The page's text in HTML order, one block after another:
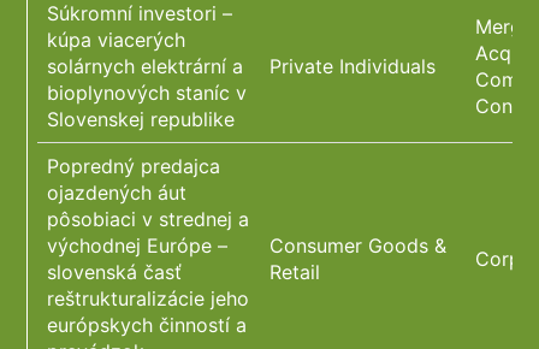
Súkromní investori –
kúpa viacerých
solárnych elektrární a
bioplynových staníc v
Slovenskej republike
Private Individuals
Popredný predajca
ojazdených áut
pôsobiaci v strednej a
východnej Európe –
slovenská časť
reštrukturalizácie jeho
európskych činností a
Consumer Goods &
Retail